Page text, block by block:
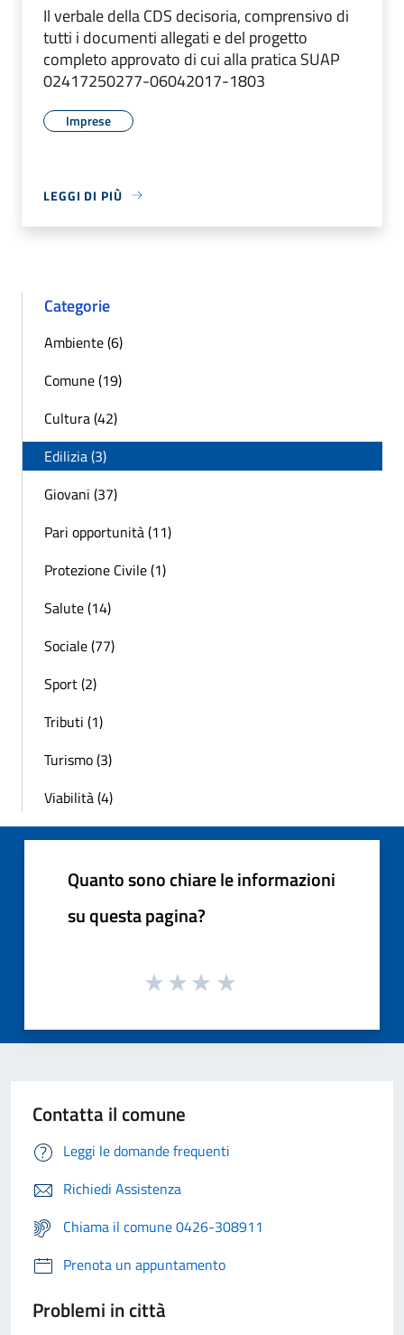
Il verbale della CDS decisoria, comprensivo di
tutti i documenti allegati e del progetto
completo approvato di cui alla pratica SUAP
02417250277-06042017-1803
Imprese
LEGGI DI PIÙ
Categorie
Ambiente (6)
Comune (19)
Cultura (42)
Edilizia (3)
Giovani (37)
Pari opportunità (11)
Protezione Civile (1)
Salute (14)
Sociale (77)
Sport (2)
Tributi (1)
Turismo (3)
Viabilità (4)
Quanto sono chiare le informazioni
su questa pagina?
Contatta il comune
Leggi le domande frequenti
Richiedi Assistenza
Chiama il comune 0426-308911
Prenota un appuntamento
Problemi in città